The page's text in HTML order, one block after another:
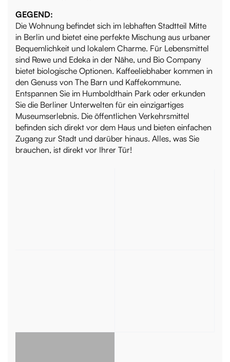
GEGEND:
Die Wohnung befindet sich im lebhaften Stadtteil Mitte
in Berlin und bietet eine perfekte Mischung aus urbaner
Bequemlichkeit und lokalem Charme. Für Lebensmittel
sind Rewe und Edeka in der Nähe, und Bio Company
bietet biologische Optionen. Kaffeeliebhaber kommen in
den Genuss von The Barn und Kaffekommune.
Entspannen Sie im Humboldthain Park oder erkunden
Sie die Berliner Unterwelten für ein einzigartiges
Museumserlebnis. Die öffentlichen Verkehrsmittel
befinden sich direkt vor dem Haus und bieten einfachen
Zugang zur Stadt und darüber hinaus. Alles, was Sie
brauchen, ist direkt vor Ihrer Tür!